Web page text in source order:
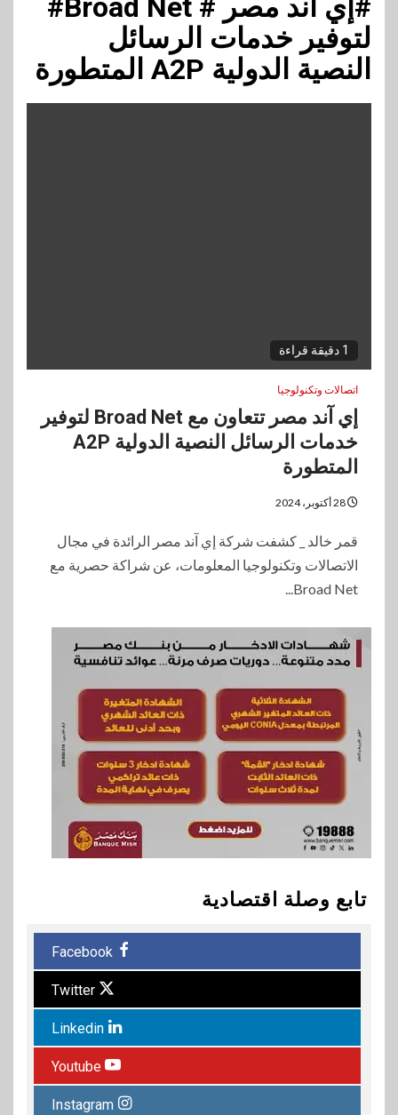
#إي آند مصر # Broad Net#
لتوفير خدمات الرسائل
النصية الدولية A2P المتطورة
1 دقيقة قراءة
اتصالات وتكنولوجيا
إي آند مصر تتعاون مع Broad Net لتوفير
خدمات الرسائل النصية الدولية A2P
المتطورة
قمر خالد _ كشفت شركة إي آند مصر الرائدة في مجال
الاتصالات وتكنولوجيا المعلومات، عن شراكة حصرية مع
Broad Net...
تابع وصلة اقتصادية
Facebook
Twitter
Linkedin
Youtube
Instagram